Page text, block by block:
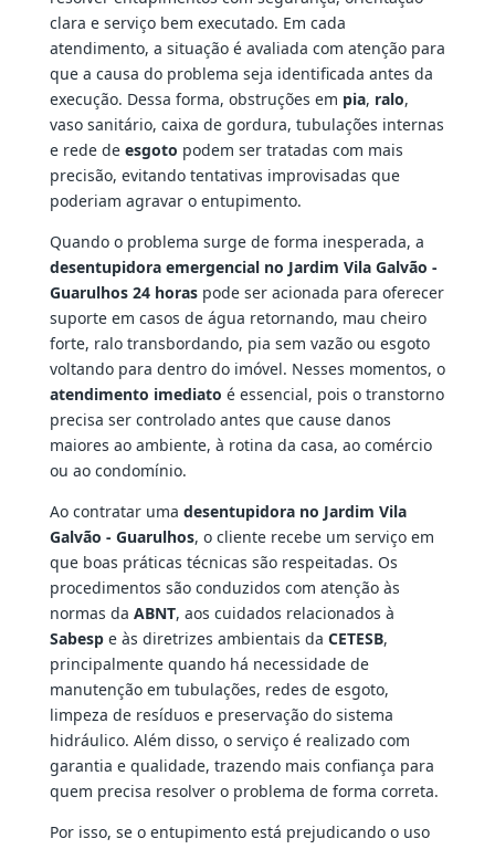
clara e serviço bem executado. Em cada
atendimento, a situação é avaliada com atenção para
que a causa do problema seja identificada antes da
execução. Dessa forma, obstruções em pia, ralo,
vaso sanitário, caixa de gordura, tubulações internas
e rede de esgoto podem ser tratadas com mais
precisão, evitando tentativas improvisadas que
poderiam agravar o entupimento.
Quando o problema surge de forma inesperada, a
desentupidora emergencial no Jardim Vila Galvão -
Guarulhos 24 horaspode ser acionada para oferecer
suporte em casos de água retornando, mau cheiro
forte, ralo transbordando, pia sem vazão ou esgoto
voltando para dentro do imóvel. Nesses momentos, o
atendimento imediato é essencial, pois o transtorno
precisa ser controlado antes que cause danos
maiores ao ambiente, à rotina da casa, ao comércio
ou ao condomínio.
Ao contratar uma desentupidora no Jardim Vila
Galvão - Guarulhos, o cliente recebe um serviço em
que boas práticas técnicas são respeitadas. Os
procedimentos são conduzidos com atenção às
normas da ABNT, aos cuidados relacionados à
Sabespe às diretrizes ambientais da CETESB,
principalmente quando há necessidade de
manutenção em tubulações, redes de esgoto,
limpeza de resíduos e preservação do sistema
hidráulico. Além disso, o serviço é realizado com
garantia e qualidade, trazendo mais confiança para
quem precisa resolver o problema de forma correta.
Por isso, se o entupimento está prejudicando o uso